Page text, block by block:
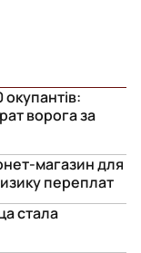
окупантів:
ворога за
магазин для
переплат
стала